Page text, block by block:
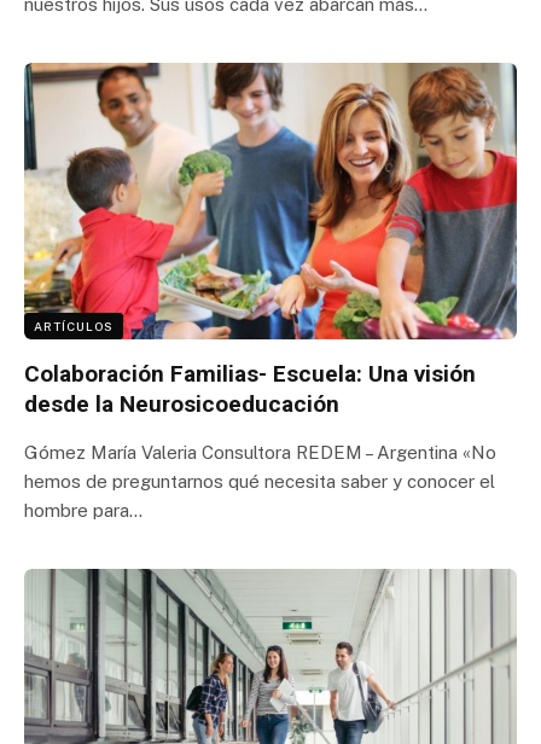
ARTÍCULOS
Colaboración Familias- Escuela: Una visión
desde la Neurosicoeducación
Gómez María Valeria Consultora REDEM – Argentina «No
hemos de preguntarnos qué necesita saber y conocer el
hombre para…